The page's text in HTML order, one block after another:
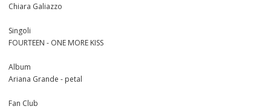
Chiara Galiazzo
Singoli
FOURTEEN - ONE MORE KISS
Album
Ariana Grande - petal
Fan Club